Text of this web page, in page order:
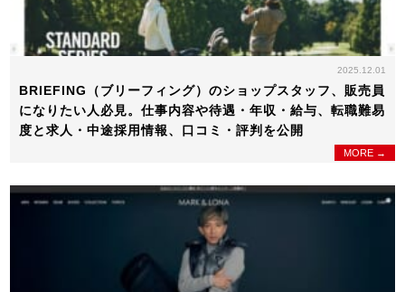
2025.12.01
BRIEFING（ブリーフィング）のショップスタッフ、販売員
になりたい人必見。仕事内容や待遇・年収・給与、転職難易
度と求人・中途採用情報、口コミ・評判を公開
MORE →